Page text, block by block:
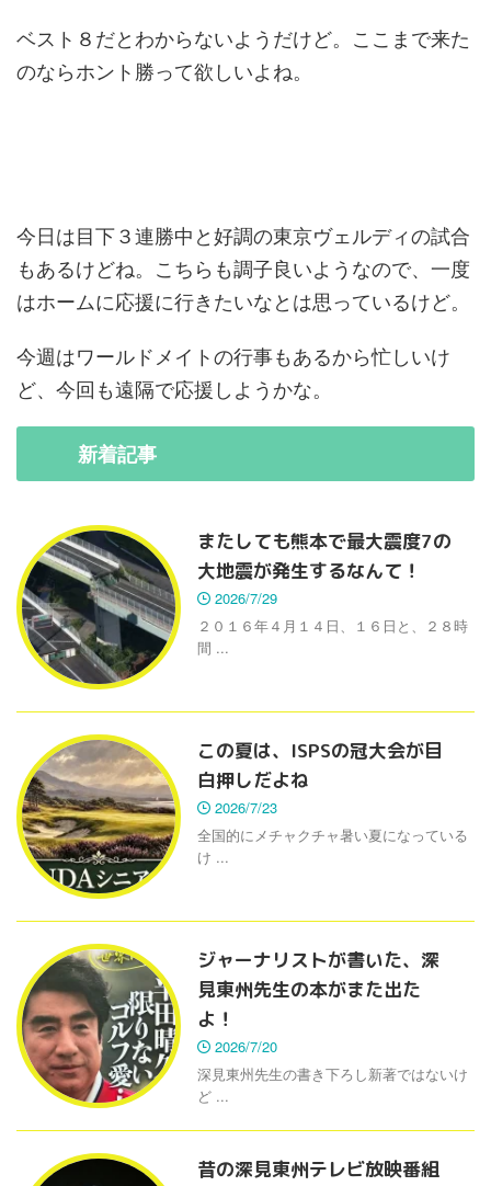
ベスト８だとわからないようだけど。ここまで来た
のならホント勝って欲しいよね。
今日は目下３連勝中と好調の東京ヴェルディの試合
もあるけどね。こちらも調子良いようなので、一度
はホームに応援に行きたいなとは思っているけど。
今週はワールドメイトの行事もあるから忙しいけ
ど、今回も遠隔で応援しようかな。
新着記事
またしても熊本で最大震度7の
大地震が発生するなんて！
2026/7/29
２０１６年４月１４日、１６日と、２８時
間 ...
この夏は、ISPSの冠大会が目
白押しだよね
2026/7/23
全国的にメチャクチャ暑い夏になっている
け ...
ジャーナリストが書いた、深
見東州先生の本がまた出た
よ！
2026/7/20
深見東州先生の書き下ろし新著ではないけ
ど ...
昔の深見東州テレビ放映番組